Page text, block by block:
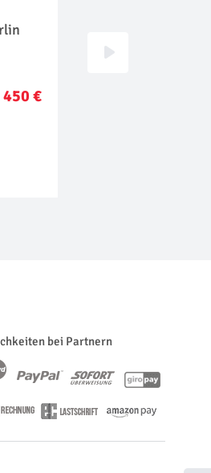
450 €
bei Partnern